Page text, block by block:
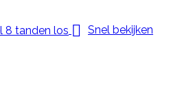
 Snel bekijken